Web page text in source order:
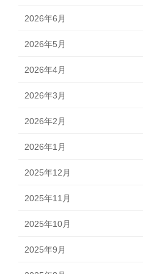
2026年6月
2026年5月
2026年4月
2026年3月
2026年2月
2026年1月
2025年12月
2025年11月
2025年10月
2025年9月